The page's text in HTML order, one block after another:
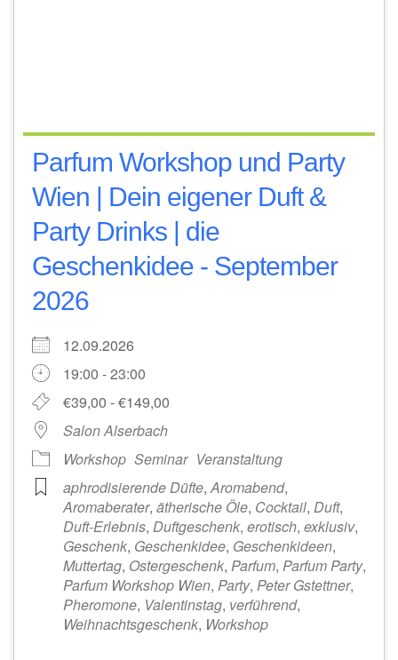
Parfum Workshop und Party
Wien | Dein eigener Duft &
Party Drinks | die
Geschenkidee - September
2026
12.09.2026
19:00 - 23:00
€39,00 - €149,00
Salon Alserbach
Workshop Seminar Veranstaltung
aphrodisierende Düfte,Aromabend,
Aromaberater, ätherische Öle, Cocktail, Duft,
Duft-Erlebnis, Duftgeschenk, erotisch, exklusiv,
Geschenk, Geschenkidee, Geschenkideen,
Muttertag, Ostergeschenk, Parfum, Parfum Party,
Parfum Workshop Wien, Party, Peter Gstettner,
Pheromone, Valentinstag, verführend,
Weihnachtsgeschenk, Workshop